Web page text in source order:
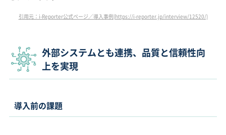
引用元：i-Reporter公式ページ／導入事例(https://i-reporter.jp/interview/12520/)
外部システムとも連携、品質と信頼性向
上を実現
導入前の課題